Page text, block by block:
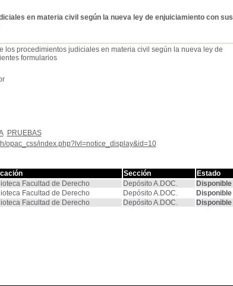
en materia civil según la nueva ley de enjuiciamiento con sus
los procedimientos judiciales en materia civil según la nueva ley de
formularios
PRUEBAS
opac_css/index.php?lvl=notice_display&id=10
Sección
Estado
Facultad de Derecho Depósito A.DOC.
Disponible
Facultad de Derecho Depósito A.DOC.
Disponible
Facultad de Derecho Depósito A.DOC. Disponible